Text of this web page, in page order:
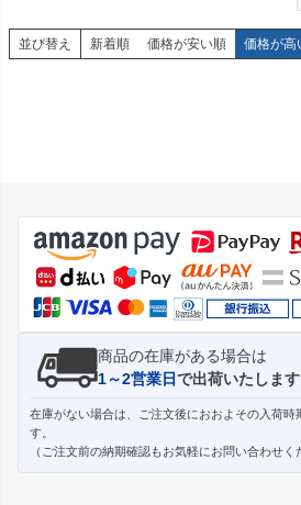
並び替え 新着順 価格が安い順 価格が高
商品の在庫がある場合は
1～2営業日で出荷いたします
在庫がない場合は、ご注文後におおよその入荷時
す。
（ご注文前の納期確認もお気軽にお問い合わせく